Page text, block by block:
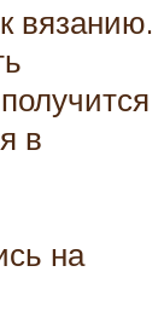
вязанию.
в
на